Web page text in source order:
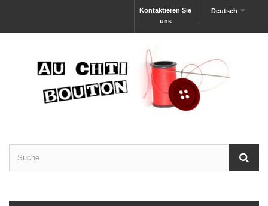
Deutsch
Kontaktieren Sie
uns